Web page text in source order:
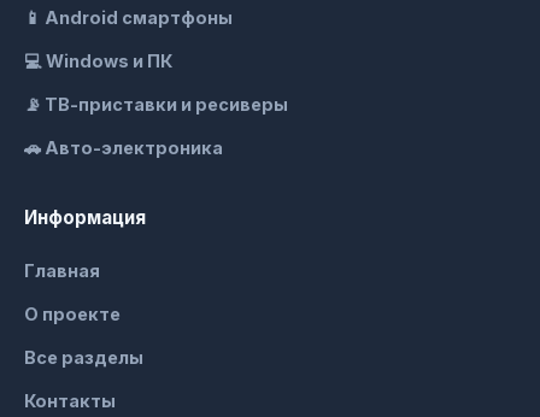
📱 Android смартфоны
💻 Windows и ПК
📡 ТВ-приставки и ресиверы
🚗 Авто-электроника
Информация
Главная
О проекте
Все разделы
Контакты